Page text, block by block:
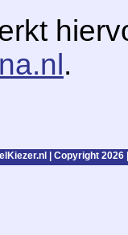
.
| Copyright 2026